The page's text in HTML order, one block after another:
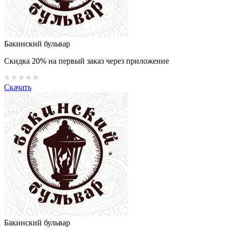
Бакинский бульвар
Скидка 20% на первый заказ через приложение
Скачать
Бакинский бульвар